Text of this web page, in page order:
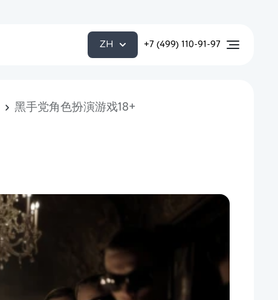
ZH +7 (499) 110-91-97
黑手党角色扮演游戏18+